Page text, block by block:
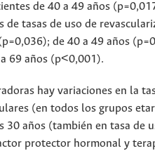
de 40 a 49 años
de tasas de uso de
de 40 a 49 años
69 años (p<0,001).
hay variaciones en la
(en todos los grupos
30 años (también en tasa de
protector hormonal y